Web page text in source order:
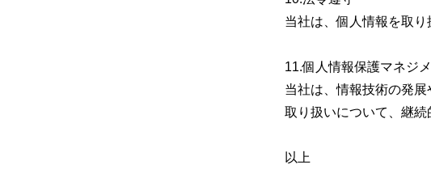
当社は、個人情報を取
11.個人情報保護マネジ
当社は、情報技術の発
取り扱いについて、継続
以上